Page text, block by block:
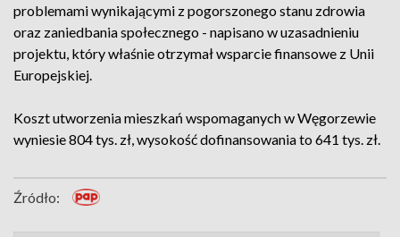
problemami wynikającymi z pogorszonego stanu zdrowia
oraz zaniedbania społecznego - napisano w uzasadnieniu
projektu, który właśnie otrzymał wsparcie finansowe z Unii
Europejskiej.
Koszt utworzenia mieszkań wspomaganych w Węgorzewie
wyniesie 804 tys. zł, wysokość dofinansowania to 641 tys. zł.
Źródło: